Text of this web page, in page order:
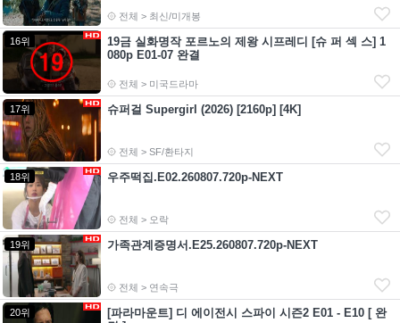
전체 > 최신/미개봉
16위
19금 실화명작 포르노의 제왕 시프레디 [슈 퍼 섹 스] 1
080p E01-07 완결
전체 > 미국드라마
17위 슈퍼걸 Supergirl (2026) [2160p] [4K]
전체 > SF/환타지
18위 우주떡집.E02.260807.720p-NEXT
전체 > 오락
19위 가족관계증명서.E25.260807.720p-NEXT
전체 > 연속극
20위
[파라마운트] 디 에이전시 스파이 시즌2 E01 - E10 [ 완